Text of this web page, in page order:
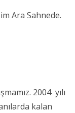
Ara Sahnede.
2004 yılı
kalan